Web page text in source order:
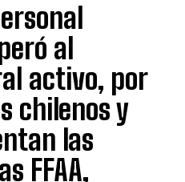
al
activo, por
chilenos y
las
FFAA,